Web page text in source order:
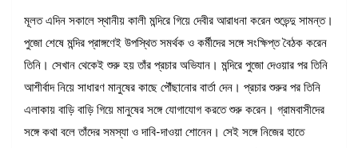
মূলত এদিন সকালে স্থানীয় কালী মন্দিরে গিয়ে দেবীর আরাধনা করেন শুভেন্দু সামন্ত।
পুজো শেষে মন্দির প্রাঙ্গণেই উপস্থিত সমর্থক ও কর্মীদের সঙ্গে সংক্ষিপ্ত বৈঠক করেন
তিনি। সেখান থেকেই শুরু হয় তাঁর প্রচার অভিযান। মন্দিরে পুজো দেওয়ার পর তিনি
আশীর্বাদ নিয়ে সাধারণ মানুষের কাছে পৌঁছানোর বার্তা দেন। প্রচার শুরুর পর তিনি
এলাকায় বাড়ি বাড়ি গিয়ে মানুষের সঙ্গে যোগাযোগ করতে শুরু করেন। গ্রামবাসীদের
সঙ্গে কথা বলে তাঁদের সমস্যা ও দাবি-দাওয়া শোনেন। সেই সঙ্গে নিজের হাতে